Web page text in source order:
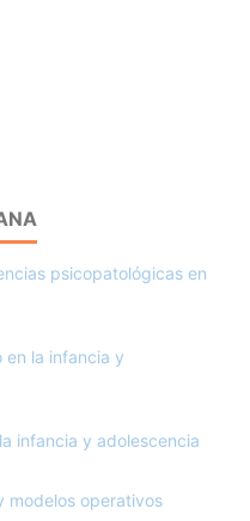
psicopatológicas en
en la infancia y
infancia y adolescencia
modelos operativos